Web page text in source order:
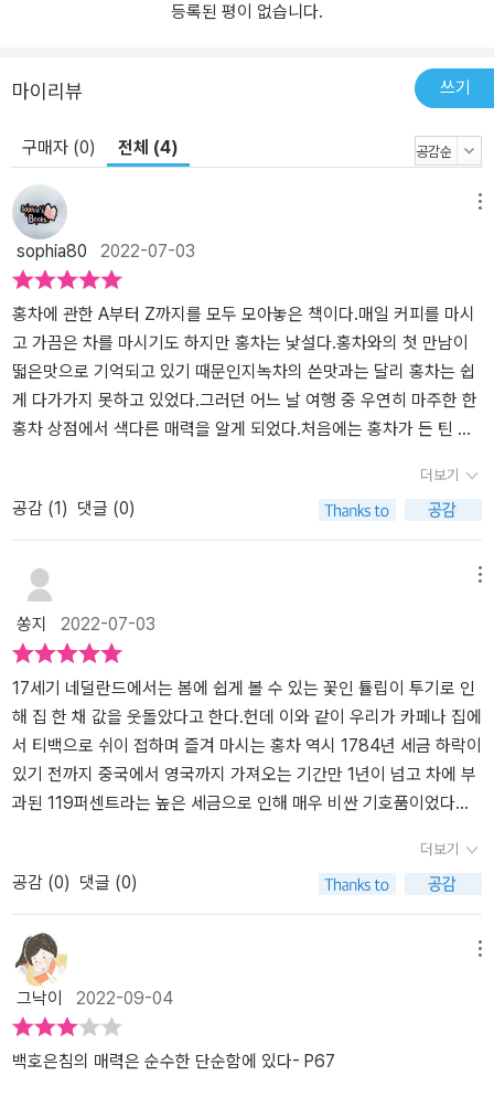
이다. 사과를 깎아놓았을 때 갈색으로 변하는 것이 바로 산화다. 찻잎
역시 찻잎에 들어 있는 폴리페놀을 산화시키는 것이다. 이 과정을 거
친 결과 차가 만들어지고, 산화되는 방법과 정도에 따라 분류가 이뤄
진다. 다만 보이차는 예외로, 현재까지는 이 차만 발효 과정을 밟는 것
으로 알려져 있다. 따라서 저자는 책에서 발효 대신 산화를 공식 용어
로 쓰고 있다. 그다음은 역사다. 기본적인 역사를 알아야 왜 홍차가 지
금 이토록 널리 많은 이들이 즐기는 음료가 되었는지를 알 수 있고, 홍
차의 생산지와 브랜드들이 어떤 식으로 발전해왔는지를 알아야 산지
별 홍차 즐기기의 기본 마인드맵을 그릴 수 있다. 중국에서 이야기는
시작되고, 서양 열강과의 차무역 등으로 이어지는데 무엇보다 영국의
홍차 역사가 그 몸통적 이해를 제공한다. 그 한 대목을 보면 영국 개러
웨이스 커피하우스에서 차를 팔기 시작한 이후 30여 년이 지난 1700
년경 수입량은 9톤에 머물렀다. 9톤이면 우리가 거리에서 보는 큰 트
럭 한 대 분량에 불과하다. 물론 이 무렵 이후 차의 수입량은 그전의 3
입량은 453톤이다. 한 잔에 2그램을 소비한다고 가정하고 당시 영국
인구로 나누어보면 전 인구가 1년에 32잔을 마신 것으로 계산된다.
이 개념이 언뜻 와닿지 않겠지만, 당시 영국인들 중 그나마 여유 있는
상위 20퍼센트가 차를 마셨다고 가정하면, 거의 이틀에 한 잔도 마시
지 못했다고 보면 된다. 70년 뒤인 1790년에는 7300톤으로 증가하
고, 위의 기준으로 상위 20퍼센트가 마셨다고 보면 하루에 약 4잔, 그
러나 이 기간 음용 인구 자체가 엄청나게 증가했다고 볼 때 인구의 50
퍼센트가 마셨다면 하루에 약 1.6잔으로 계산된다. 3장부터는 정말
본격적인 홍차이야기가 펼쳐진다. 홍차를 잘게 부수는 방법으로 티백
생산을 가능하게 해 오늘날 홍차 르네상스를 만든 1등 공신인 CTC
가공법부터 시작해 가향차, 허브차, 티젠, 인퓨전 등 다양한 가공법을
통해 홍차를 소개한다. 특출한 점은 저자가 직접 차 농장과 티팩토리,
나를 살펴봤다는 점에 있다. 아삼, 다르질링, 닐기리, 타이완, 영국, 프
랑스 등 저자의 경로를 따라 홍차가 생산되는 모습을 직접 사진과 함
께 설명을 듣는다는 점이 이 책의 가장 큰 매력이 아닐까. 포트넘앤메
이슨, 마리아주 프레르, 해러즈, 트와이닝 등 브랜드의 역사와 그들의
홍차 생산의 노하우, 마케팅 기법 등을 엿볼 수도 있다. 마지막으로 이
책에서는 초보자라도 홍차를 맛있게 즐기는 방법을 위해 다양한 팁을
제공하고 있다. 홍차의 성분과 몸에서의 작용을 살펴보는 홍차와 건
강, 홍차 카페인과 커피 카페인의 차이, 우리는 시간에 따른 카페인의
등록된 평이 없습니다.
마이리뷰 쓰기
구매자 (0) 전체 (4)
sophia80 2022-07-03
홍차에 관한 A부터 Z까지를 모두 모아놓은 책이다.매일 커피를 마시
고 가끔은 차를 마시기도 하지만 홍차는 낯설다.홍차와의 첫 만남이
떫은맛으로 기억되고 있기 때문인지녹차의 쓴맛과는 달리 홍차는 쉽
게 다가가지 못하고 있었다.그러던 어느 날 여행 중 우연히 마주한 한
홍차 상점에서 색다른 매력을 알게 되었다.처음에는 홍차가 든 틴 케
후 떫은맛에 대한 편견을 벗을 수 있었다.이 책에는 홍차의 생산지부
터 종류와 장점까지 저자의 오랜 고민과 노력이 담겨 있다.저자는 홍
차에 대한 정의, 홍차의 산지, 홍차 역사와 브랜드, 마지막으로 즐기는
방법까지총 4부로 나누어 홍차에 대한 지식과 정보뿐만 아니라 대중
적인 이미지까지 전달해 준다.묵직한 책 무게만큼이나 풍부한 자료와
정보는 홍차 박사가 될지도 모른다는 기대감을 안겨준다.어린 시절
만화 <홍차왕자>를 통해 알게 된 다양한 홍차 이름을 이 책에서 자세
히 볼 수 있는데,아삼, 다르질링, 닐기리 등 다양한 홍차의 원산지와
특징은 물론, 홍차의 성분과 기능, 살아있는 맛과 향을 위해 맛있게 우
리는 법까지 배울 수 있다.저자는 직접 해외의 차 농장과 공장 등을 방
문하고 과정을 상세하게 소개한다.또한 저자가 찍은 사진도 함께 첨
부되어 있어 설명에 대한 이해도를 높여준다.홍차를 이해하고 설명하
사적 측면뿐만 아니라 유명 브랜드의 노하우와 마케팅 기법까지다방
면에 걸쳐 유용한 정보를 얻을 수 있다. 덕분에 홍차의 매력에 조금씩
매료되고 있다. 갑작스레 더워진 요즘 같은 날 아이스 홍차 한 잔을 마
시며 무더위를 날려보면 어떨까.흥미진진한 홍차의 세계를 여행한 듯
한 기분을 느끼게 해 준 책이다.
더보기
공감 (1 ) 댓글 (0)
쏭지 2022-07-03
17세기 네덜란드에서는 봄에 쉽게 볼 수 있는 꽃인 튤립이 투기로 인
해 집 한 채 값을 웃돌았다고 한다.헌데 이와 같이 우리가 카페나 집에
서 티백으로 쉬이 접하며 즐겨 마시는 홍차 역시 1784년 세금 하락이
있기 전까지 중국에서 영국까지 가져오는 기간만 1년이 넘고 차에 부
과된 119퍼센트라는 높은 세금으로 인해 매우 비싼 기호품이었다고
서는 이와 같은 홍차에 대한 비하인드 스토리를 포함해 역사와 종류,
지역, 차 우리는 방법 등 모든 것을 총망라하며 가히 홍차 백과 전이라
할만한 이야기를 다루고 있다.특히 초반부 홍차, 녹차, 우롱차, 보이차
등 우리가 알고 있는 다양한 차들이 모두 동일한 나무인 카멜리아 시
넨시스라는 나무의 잎이며 가공법의 차이라는 사실에 당황스러움과
흥미로 사로잡혀 두꺼운 분량에도 책에서 눈을 뗄 수가 없었다.얼그
레이의 뜻이 그레이 백작이라는 사실이나 립톤이 토머스 립턴의 이름
에서 나왔다는 이야기, 조지 오웰이 홍차 애호가라는 사실들도 신기
더보기
공감 (0) 댓글 (0)
그낙이 2022-09-04
백호은침의 매력은 순수한 단순함에 있다- P67